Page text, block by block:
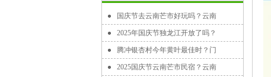
国庆节去云南芒市好玩吗？云南
2025年国庆节独龙江开放了吗？
腾冲银杏村今年黄叶最佳时？门
2025国庆节云南芒市民宿？云南